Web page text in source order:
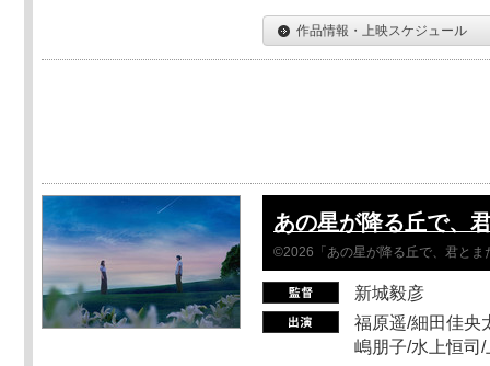
作品情報・上映スケジュール
あの星が降る丘で、
©2026「あの星が降る丘で、君とま
新城毅彦
福原遥/細田佳央
嶋朋子/水上恒司